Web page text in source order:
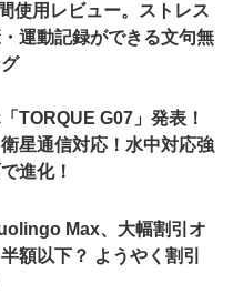
使用レビュー。ストレス
運動記録ができる文句無
TORQUE G07」発表！
星通信対応！水中対応強
進化！
Max、大幅割引オ
額以下？ ようやく割引